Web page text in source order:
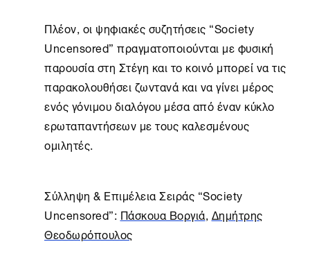
Πλέον, οι ψηφιακές συζητήσεις “Society
Uncensored” πραγματοποιούνται με φυσική
παρουσία στη Στέγη και το κοινό μπορεί να τις
παρακολουθήσει ζωντανά και να γίνει μέρος
ενός γόνιμου διαλόγου μέσα από έναν κύκλο
ερωταπαντήσεων με τους καλεσμένους
ομιλητές.
Σύλληψη & Επιμέλεια Σειράς “Society
Uncensored”: Πάσκουα Βοργιά,Δημήτρης
Θεοδωρόπουλος